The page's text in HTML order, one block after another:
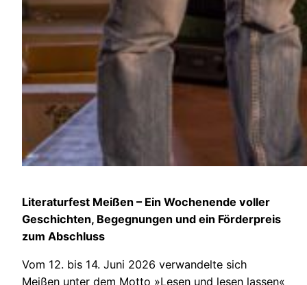
Literaturfest Meißen – Ein Wochenende voller
Geschichten, Begegnungen und ein Förderpreis
zum Abschluss
Vom 12. bis 14. Juni 2026 verwandelte sich
Meißen unter dem Motto »Lesen und lesen lassen«